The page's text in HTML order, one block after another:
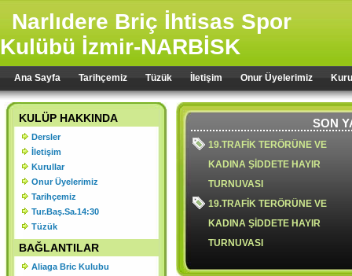
Narlıdere Briç İhtisas Spor
Kulübü İzmir-NARBİSK
Ana Sayfa Tarihçemiz Tüzük İletişim Onur Üyelerimiz
SON
19.TRAFİK TERÖRÜNE VE
KADINA ŞİDDETE HAYIR
TURNUVASI
19.TRAFİK TERÖRÜNE VE
KADINA ŞİDDETE HAYIR
TURNUVASI
KULÜP HAKKINDA
Dersler
İletişim
Kurullar
Onur Üyelerimiz
Tarihçemiz
Tur.Baş.Sa.14:30
Tüzük
BAĞLANTILAR
Aliaga Bric Kulubu